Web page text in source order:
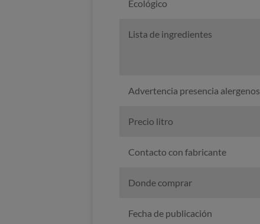
Ecológico
Lista de ingredientes
Advertencia presencia alergenos
Precio litro
Contacto con fabricante
Donde comprar
Fecha de publicación